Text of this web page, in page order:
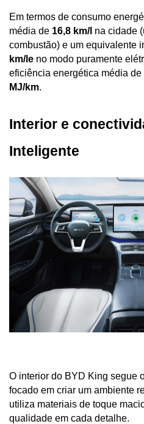
Em termos de consumo
média de 16,8 km/l na cidade
combustão) e um equivalente
km/le no modo puramente
eficiência energética média
MJ/km.
Interior e
Inteligente
O interior do BYD King segue
focado em criar um ambiente
utiliza materiais de toque
qualidade em cada detalhe.